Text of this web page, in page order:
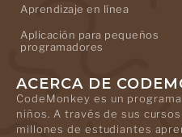
Aprendizaje en línea
Aplicación para pequeños
programadores
ACERCA DE
CodeMonkey es un
niños. A través de sus
millones de estudiantes